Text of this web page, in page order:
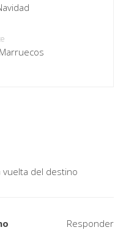
del destino
Responder